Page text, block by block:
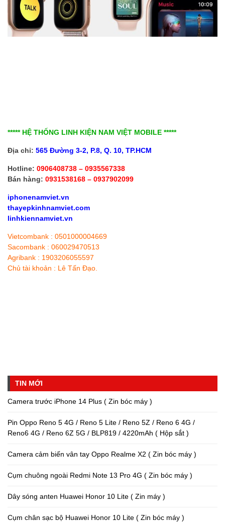
***** HỆ THỐNG LINH KIỆN NAM VIỆT MOBILE *****
Địa chỉ: 565 Đường 3-2, P.8, Q. 10, TP.HCM
Hotline: 0906408738 – 0935567338
Bán hàng: 0931538168 – 0937902099
iphonenamviet.vn
thayepkinhnamviet.com
linhkiennamviet.vn
Vietcombank : 0501000004669
Sacombank : 060029470513
Agribank : 1903206055597
Chủ tài khoản : Lê Tấn Đạo.
TIN MỚI
Camera trước iPhone 14 Plus ( Zin bóc máy )
Pin Oppo Reno 5 4G / Reno 5 Lite / Reno 5Z / Reno 6 4G /
Reno6 4G / Reno 6Z 5G / BLP819 / 4220mAh ( Hộp sắt )
Camera cảm biến vân tay Oppo Realme X2 ( Zin bóc máy )
Cụm chuông ngoài Redmi Note 13 Pro 4G ( Zin bóc máy )
Dây sóng anten Huawei Honor 10 Lite ( Zin máy )
Cụm chân sạc bộ Huawei Honor 10 Lite ( Zin bóc máy )